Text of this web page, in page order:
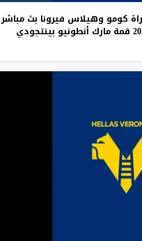
كومو وهيلاس فيرونا بث مباشر
قمة مارك أنطونيو بينتجودي